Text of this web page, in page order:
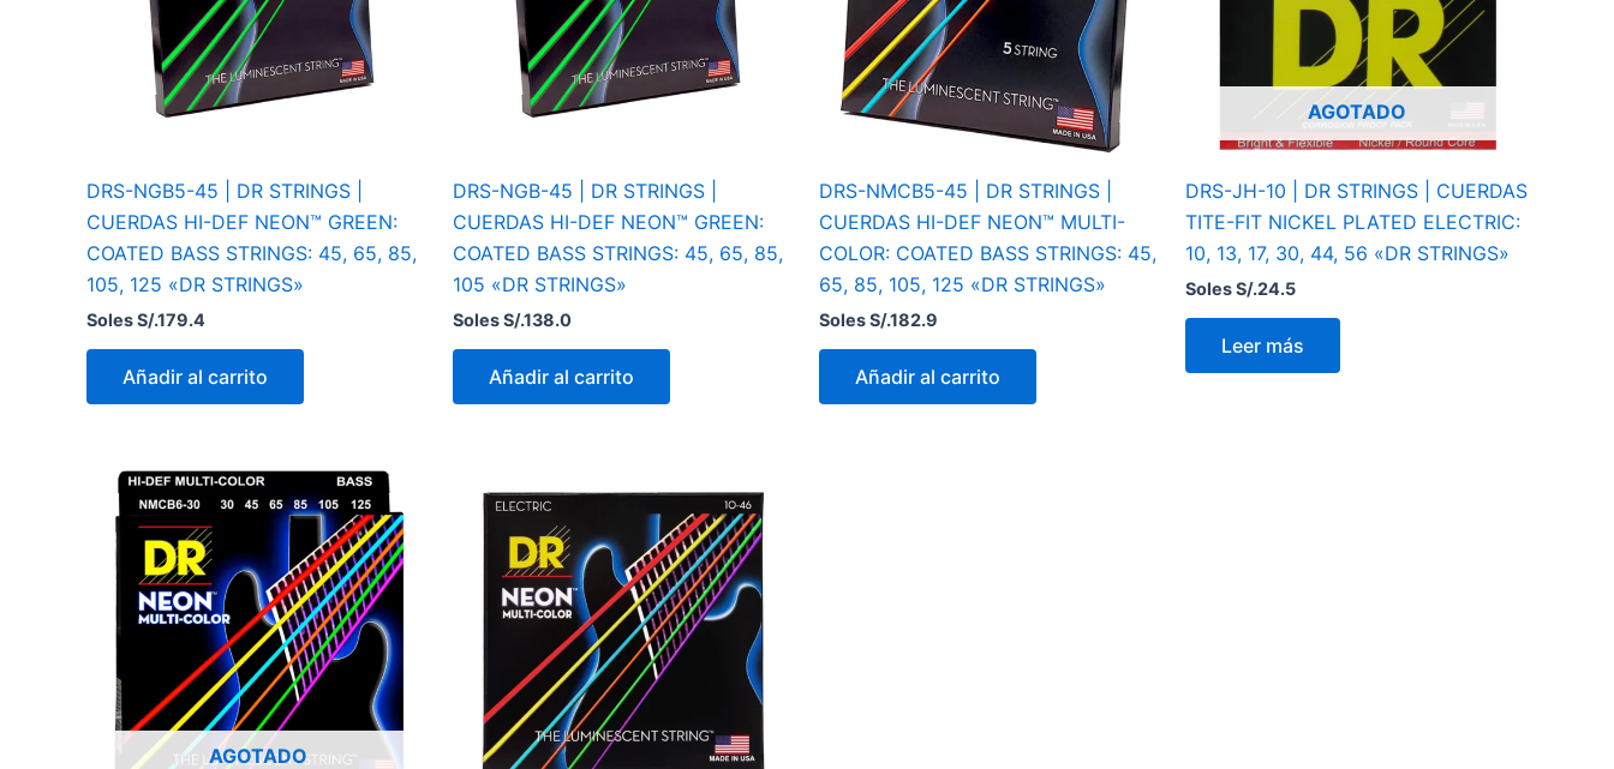
DRS-NGB5-45 | DR STRINGS |
CUERDAS HI-DEF NEON™ GREEN:
COATED BASS STRINGS: 45, 65, 85,
105, 125 «DR STRINGS»
Soles S/.179.4
Añadir al carrito
DRS-NGB-45 | DR STRINGS |
CUERDAS HI-DEF NEON™ GREEN:
COATED BASS STRINGS: 45, 65, 85,
105 «DR STRINGS»
Soles S/.138.0
Añadir al carrito
DRS-NMCB5-45 | DR STRINGS |
CUERDAS HI-DEF NEON™ MULTI-
COLOR: COATED BASS STRINGS: 45,
65, 85, 105, 125 «DR STRINGS»
Soles S/.182.9
Añadir al carrito
AGOTADO
DRS-JH-10 | DR STRINGS | CUERDAS
TITE-FIT NICKEL PLATED ELECTRIC:
10, 13, 17, 30, 44, 56 «DR STRINGS»
Soles S/.24.5
Leer más
AGOTADO